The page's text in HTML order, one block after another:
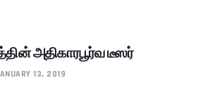
அதிகாரபூர்வ டீஸர்
13, 2019